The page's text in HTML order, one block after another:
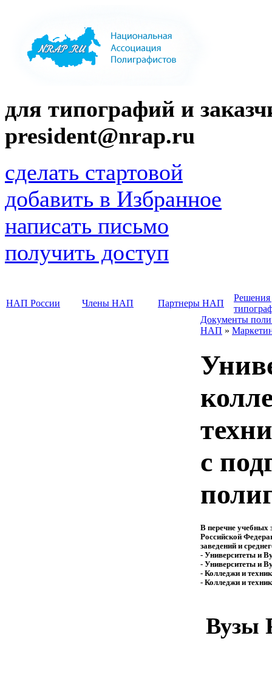
для типографий и
president@nrap.ru
сделать стартовой
добавить в Избранное
написать письмо
получить доступ
НАП России Члены НАП Партнеры НАП
Решения
Документы
НАП »
с
В перечне учебных
Российской
заведений и
- Университеты и
- Университеты и
- Колледжи и
- Колледжи и
Вузы